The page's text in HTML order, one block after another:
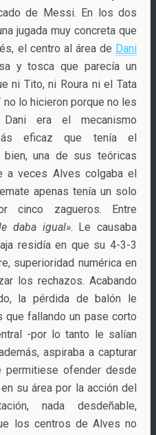
de Messi. En los dos
jugada muy concreta que
el centro al área de Dani
y tosca que parecía un
ni Tito, ni Roura ni el Tata
lo hicieron porque no les
era el mecanismo
eficaz que tenía el
bien, una de sus teóricas
a veces Alves colgaba el
apenas tenía un solo
cinco zagueros. Entre
daba igual». Le causaba
residía en que su 4-3-3
superioridad numérica en
los rechazos. Acabando
la pérdida de balón le
que fallando un pase corto
-por lo tanto le salían
aspiraba a capturar
permitiese ofender desde
su área por la acción del
nada desdeñable,
los centros de Alves no